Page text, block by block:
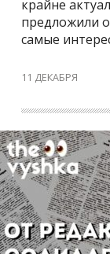
крайне
предложили
самые
11 ДЕКАБРЯ